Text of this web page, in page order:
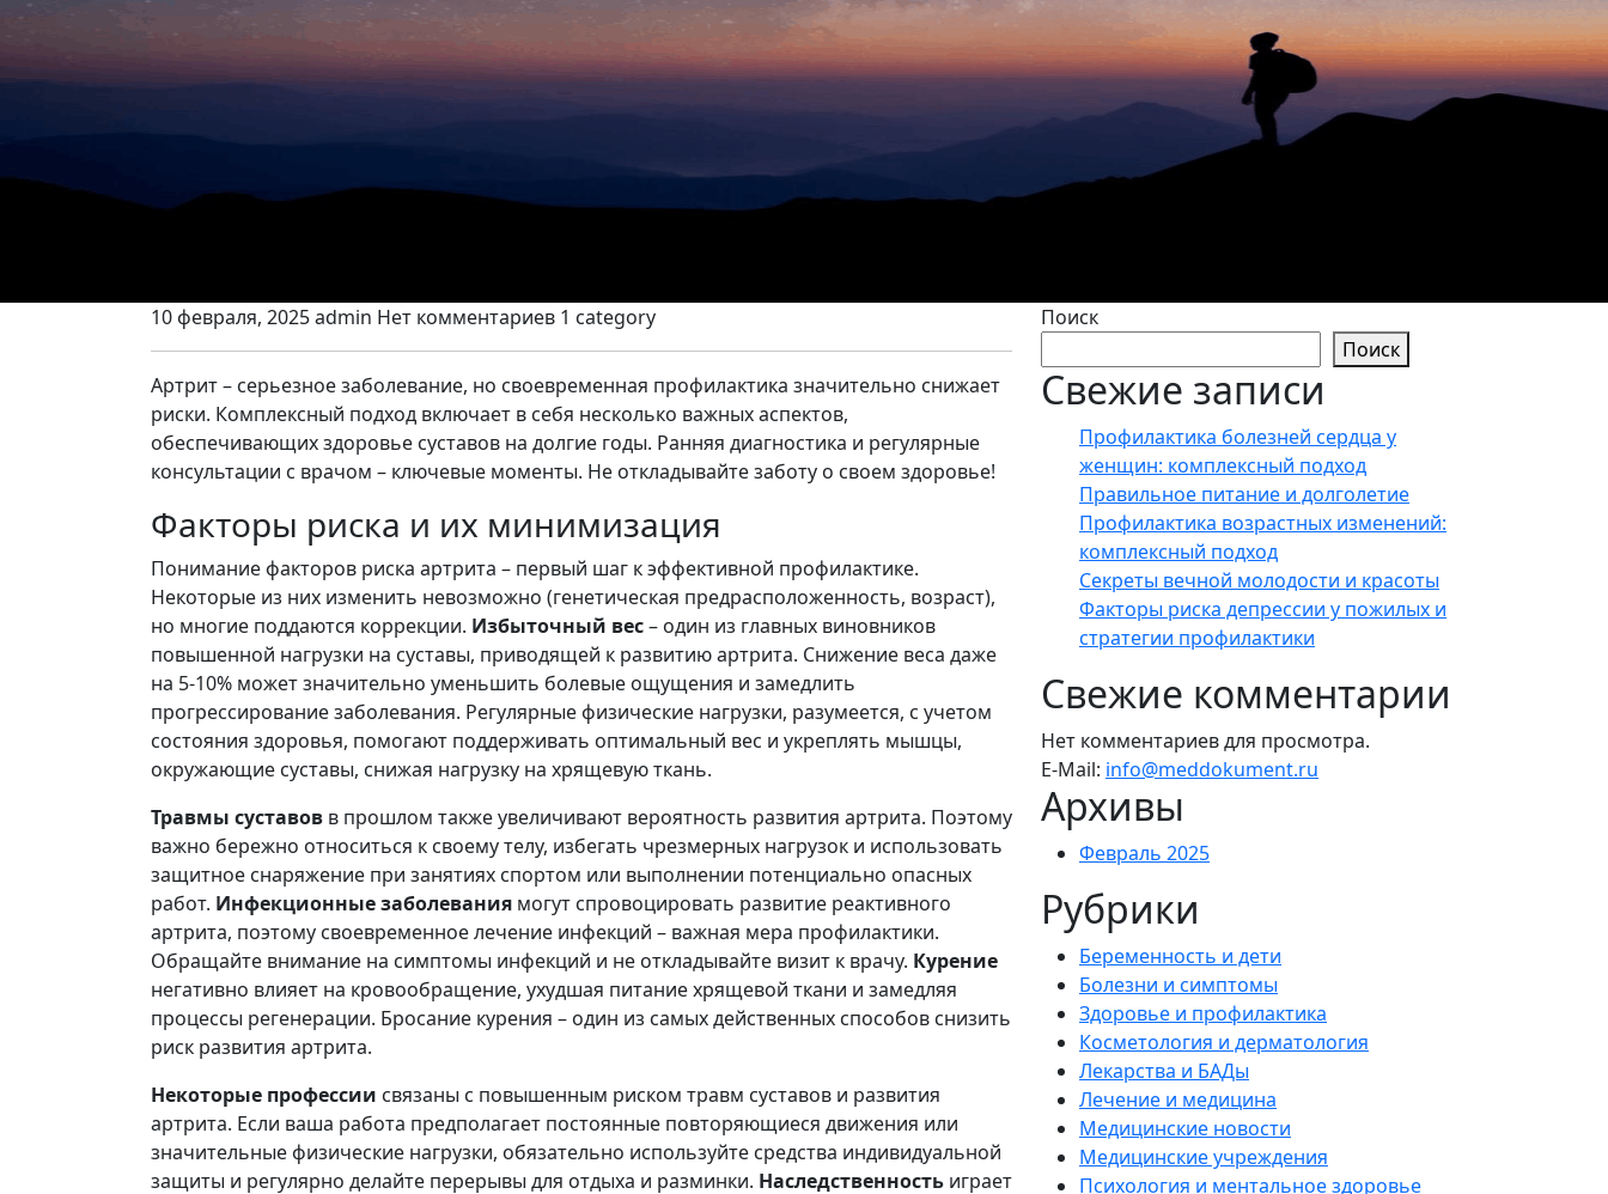
10 февраля, 2025admin Нет комментариев 1 category
Артрит – серьезное заболевание, но своевременная профилактика значительно снижает
риски. Комплексный подход включает в себя несколько важных аспектов,
обеспечивающих здоровье суставов на долгие годы. Ранняя диагностика и регулярные
консультации с врачом – ключевые моменты. Не откладывайте заботу о своем здоровье!
Факторы риска и их минимизация
Понимание факторов риска артрита – первый шаг к эффективной профилактике.
Некоторые из них изменить невозможно (генетическая предрасположенность, возраст),
но многие поддаются коррекции. Избыточный вес– один из главных виновников
повышенной нагрузки на суставы, приводящей к развитию артрита. Снижение веса даже
на 5-10% может значительно уменьшить болевые ощущения и замедлить
прогрессирование заболевания. Регулярные физические нагрузки, разумеется, с учетом
состояния здоровья, помогают поддерживать оптимальный вес и укреплять мышцы,
окружающие суставы, снижая нагрузку на хрящевую ткань.
Травмы суставов в прошлом также увеличивают вероятность развития артрита. Поэтому
важно бережно относиться к своему телу, избегать чрезмерных нагрузок и использовать
защитное снаряжение при занятиях спортом или выполнении потенциально опасных
работ. Инфекционные заболевания могут спровоцировать развитие реактивного
артрита, поэтому своевременное лечение инфекций – важная мера профилактики.
Обращайте внимание на симптомы инфекций и не откладывайте визит к врачу. Курение
негативно влияет на кровообращение, ухудшая питание хрящевой ткани и замедляя
процессы регенерации. Бросание курения – один из самых действенных способов снизить
риск развития артрита.
Некоторые профессии связаны с повышенным риском травм суставов и развития
артрита. Если ваша работа предполагает постоянные повторяющиеся движения или
значительные физические нагрузки, обязательно используйте средства индивидуальной
защиты и регулярно делайте перерывы для отдыха и разминки. Наследственность играет
Поиск
Поиск
Свежие записи
Профилактика болезней сердца у
женщин: комплексный подход
Правильное питание и долголетие
Профилактика возрастных изменений:
комплексный подход
Секреты вечной молодости и красоты
Факторы риска депрессии у пожилых и
стратегии профилактики
Свежие комментарии
Нет комментариев для просмотра.
E-Mail: info@meddokument.ru
Архивы
Февраль 2025
Рубрики
Беременность и дети
Болезни и симптомы
Здоровье и профилактика
Косметология и дерматология
Лекарства и БАДы
Лечение и медицина
Медицинские новости
Медицинские учреждения
Психология и ментальное здоровье